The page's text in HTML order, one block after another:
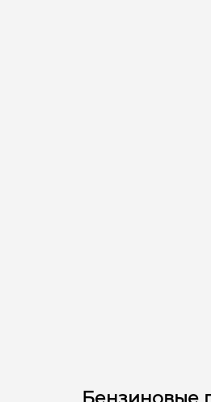
Бензиновые